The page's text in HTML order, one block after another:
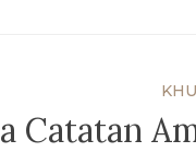
Catatan